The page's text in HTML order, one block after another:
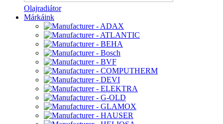
Olajradiátor
Márkáink